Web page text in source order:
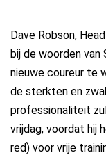
Dave Robson,
bij de woorden
nieuwe coureur te
de sterkten en
professionaliteit
vrijdag, voordat hij
red) voor vrije